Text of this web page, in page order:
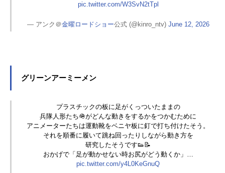
pic.twitter.com/W3SvN2tTpl
— アンク＠金曜ロードショー公式 (@kinro_ntv) June 12, 2026
グリーンアーミーメン
プラスチックの板に足がくっついたままの
兵隊人形たち🪖がどんな動きをするかをつかむために
アニメーターたちは運動靴をベニヤ板に釘で打ち付けたそう。
それを順番に履いて跳ね回ったりしながら動き方を
研究したそうです👟📝
おかげで「足が動かせない時お尻がどう動くか」…
pic.twitter.com/y4L0KeGnuQ